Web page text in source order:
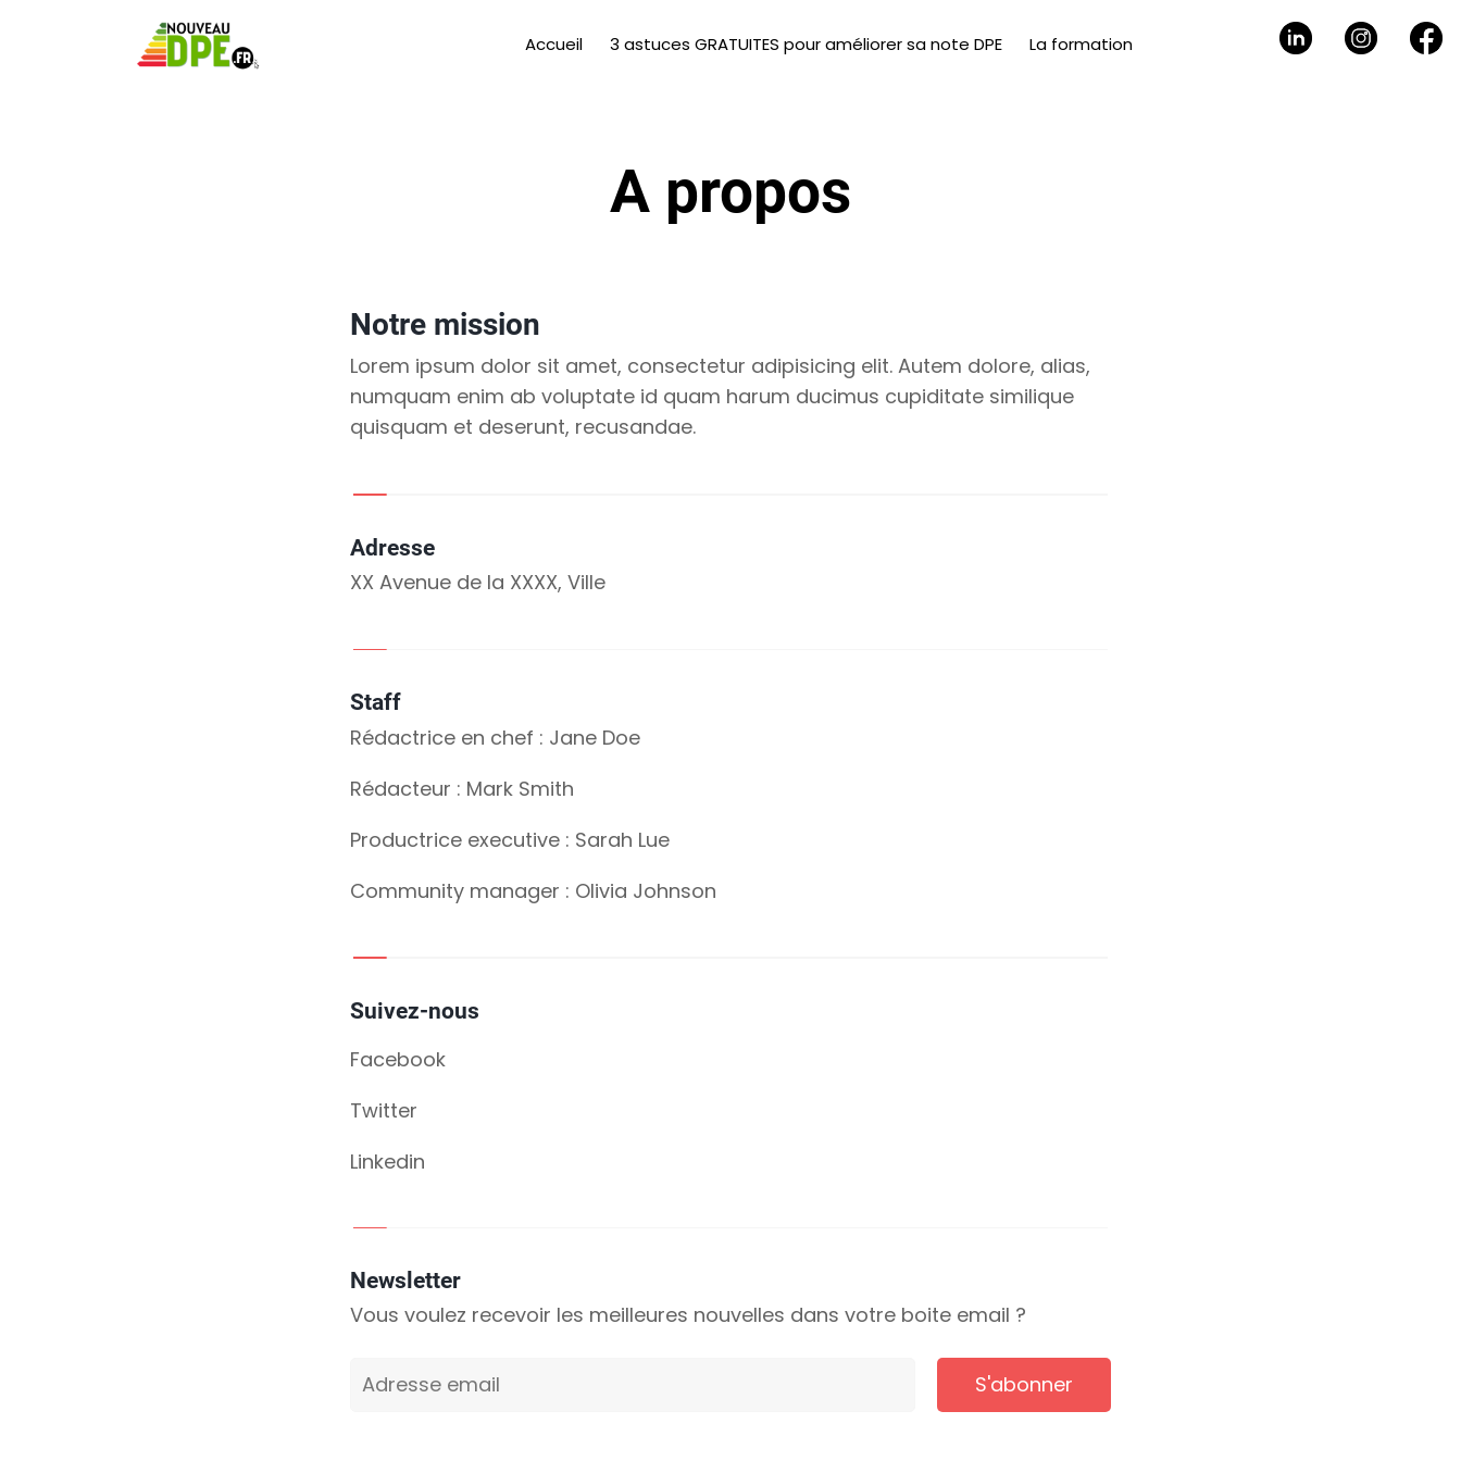
Accueil 3 astuces GRATUITES pour améliorer sa note DPE La formation
A propos
Notre mission
Lorem ipsum dolor sit amet, consectetur adipisicing elit. Autem dolore, alias,
numquam enim ab voluptate id quam harum ducimus cupiditate similique
quisquam et deserunt, recusandae.
Adresse
XX Avenue de la XXXX, Ville
Staff
Rédactrice en chef : Jane Doe
Rédacteur : Mark Smith
Productrice executive : Sarah Lue
Community manager : Olivia Johnson
Suivez-nous
Facebook
Twitter
Linkedin
Newsletter
Vous voulez recevoir les meilleures nouvelles dans votre boite email ?
S'abonner